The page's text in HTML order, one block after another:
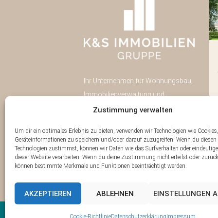
Zustimmung verwalten
Um dir ein optimales Erlebnis zu bieten, verwenden wir Technologien wie
Geräteinformationen zu speichern und/oder darauf zuzugreifen. Wenn du diesen
Technologien zustimmst, können wir Daten wie das Surfverhalten oder
dieser Website verarbeiten. Wenn du deine Zustimmung nicht erteilst oder
können bestimmte Merkmale und Funktionen beeinträchtigt werden.
AKZEPTIEREN ABLEHNEN EINSTELLUNGEN
Cookie-RichtlinieDatenschutzerklärung Impressum
Ihr Unternehmen für Wohnungsbau,
Immobilienverwaltung und
Immobilien-Investment in Dresden.
Pulsnitzer Straße 40
Neubau
43
Eigentumswohnungen
Wohnfläche: 43
WEITERE INFOS